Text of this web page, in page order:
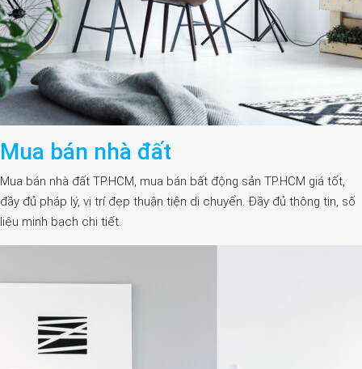
Mua bán nhà đất
Mua bán nhà đất TP.HCM, mua bán bất động sản TP.HCM giá tốt,
đầy đủ pháp lý, vị trí đẹp thuận tiện di chuyển. Đầy đủ thông tin, số
liệu minh bạch chi tiết.